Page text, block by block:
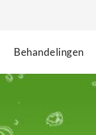
Behandelingen